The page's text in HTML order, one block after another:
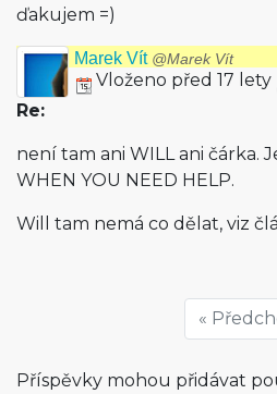
ďakujem =)
Marek Vít @Marek Vít
Vloženo před 17 lety
Re:
není tam ani WILL ani čárka.
WHEN YOU NEED HELP.
Will tam nemá co dělat, viz
«
Příspěvky mohou přidávat